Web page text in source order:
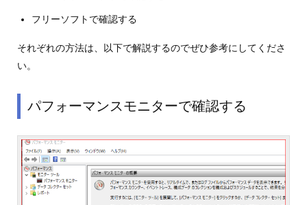
フリーソフトで確認する
それぞれの方法は、以下で解説するのでぜひ参考にしてくださ
い。
パフォーマンスモニターで確認する